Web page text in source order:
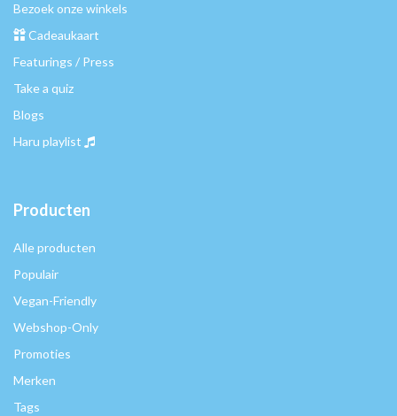
Bezoek onze winkels
Cadeaukaart
Featurings / Press
Take a quiz
Blogs
Haru playlist
Producten
Alle producten
Populair
Vegan-Friendly
Webshop-Only
Promoties
Merken
Tags